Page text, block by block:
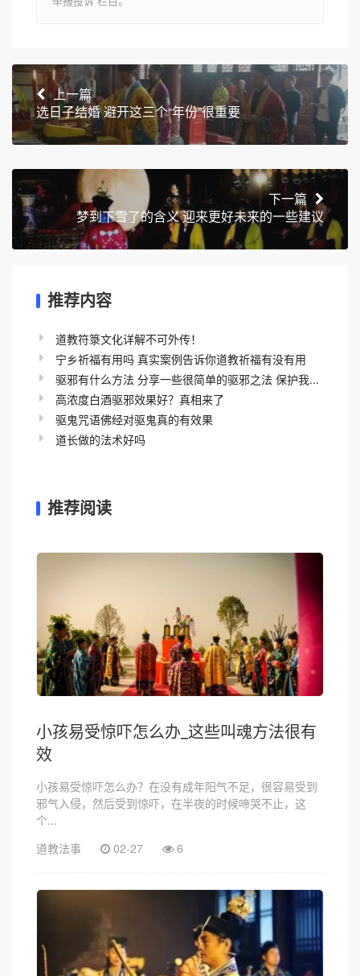
上一篇
选日子结婚 避开这三个“年份”很重要
下一篇
梦到下雪了的含义 迎来更好未来的一些建议
推荐内容
道教符箓文化详解不可外传！
宁乡祈福有用吗 真实案例告诉你道教祈福有没有用
驱邪有什么方法 分享一些很简单的驱邪之法 保护我...
高浓度白酒驱邪效果好？真相来了
驱鬼咒语佛经对驱鬼真的有效果
道长做的法术好吗
推荐阅读
小孩易受惊吓怎么办_这些叫魂方法很有
效
小孩易受惊吓怎么办？在没有成年阳气不足，很容易受到
邪气入侵，然后受到惊吓，在半夜的时候啼哭不止，这
个...
道教法事
02-27 6